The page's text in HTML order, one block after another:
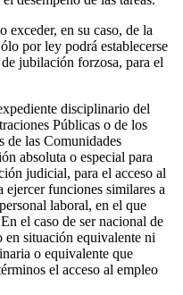
exceder, en su caso, de la
por ley podrá establecerse
jubilación forzosa, para el
disciplinario del
Públicas o de los
de las Comunidades
absoluta o especial para
judicial, para el acceso al
funciones similares a
laboral, en el que
el caso de ser nacional de
situación equivalente ni
o equivalente que
el acceso al empleo